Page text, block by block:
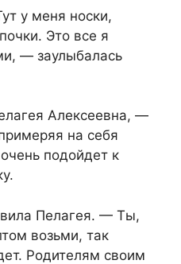
у меня носки,
Это все я
— заулыбалась
Алексеевна, —
на себя
подойдет к
Пелагея. — Ты,
возьми, так
Родителям своим